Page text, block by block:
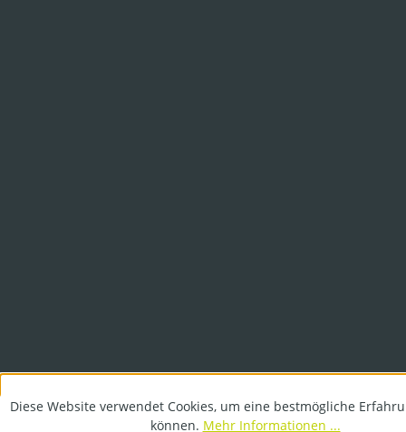
Diese Website verwendet Cookies, um eine bestmögliche
können. Mehr Informationen ...